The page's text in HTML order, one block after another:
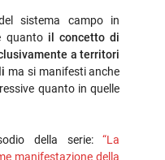
sistema campo in
quanto il concetto di
a territori
ma si manifesti anche
quanto in quelle
della serie:“La
manifestazione della